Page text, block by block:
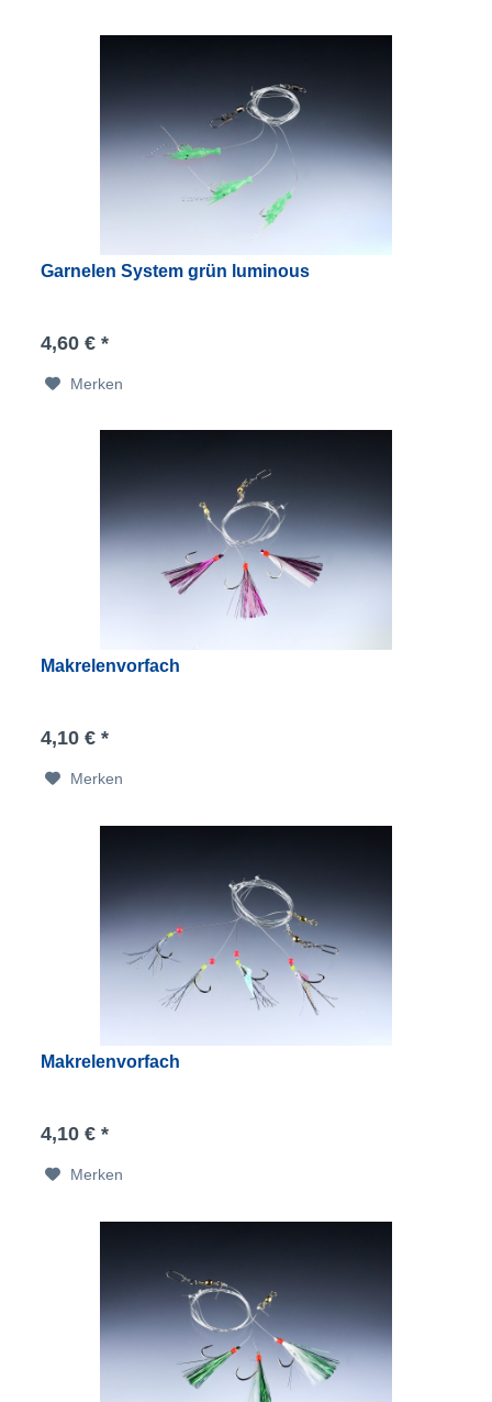
Garnelen System grün luminous
4,60 € *
Merken
Makrelenvorfach
4,10 € *
Merken
Makrelenvorfach
4,10 € *
Merken